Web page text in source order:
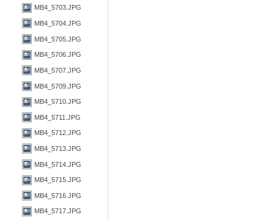
MB4_5703.JPG
MB4_5704.JPG
MB4_5705.JPG
MB4_5706.JPG
MB4_5707.JPG
MB4_5709.JPG
MB4_5710.JPG
MB4_5711.JPG
MB4_5712.JPG
MB4_5713.JPG
MB4_5714.JPG
MB4_5715.JPG
MB4_5716.JPG
MB4_5717.JPG